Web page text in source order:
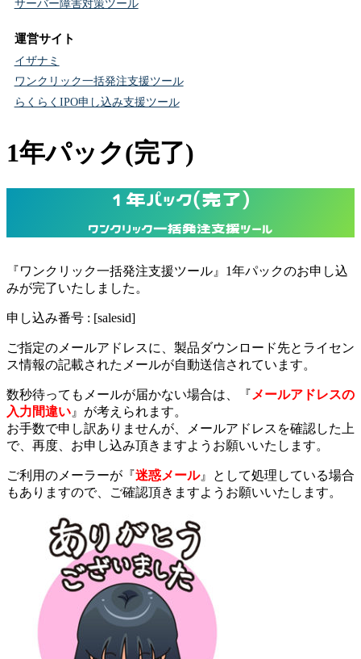
サーバー障害対策ツール
運営サイト
イザナミ
ワンクリック一括発注支援ツール
らくらくIPO申し込み支援ツール
1年パック(完了)
1年パック(完了)
ワンクリック一括発注支援ツール
『ワンクリック一括発注支援ツール』1年パックのお申し込
みが完了いたしました。
申し込み番号 : [salesid]
ご指定のメールアドレスに、製品ダウンロード先とライセン
ス情報の記載されたメールが自動送信されています。
数秒待ってもメールが届かない場合は、『 メールアドレスの
入力間違い 』が考えられます。
お手数で申し訳ありませんが、メールアドレスを確認した上
で、再度、お申し込み頂きますようお願いいたします。
ご利用のメーラーが『迷惑メール』として処理している場合
もありますので、ご確認頂きますようお願いいたします。